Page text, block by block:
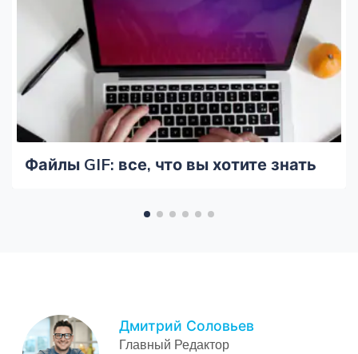
Файлы GIF: все, что вы хотите знать
Дмитрий Соловьев
Главный Редактор